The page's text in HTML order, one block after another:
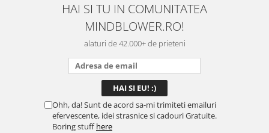
HAI SI TU IN COMUNITATEA
MINDBLOWER.RO!
alaturi de 42.000+ de prieteni
Ohh, da! Sunt de acord sa-mi trimiteti emailuri
efervescente, idei strasnice si cadouri Gratuite.
Boring stuffhere